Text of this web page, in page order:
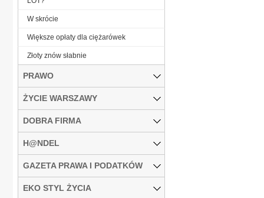
W skrócie
Większe opłaty dla ciężarówek
Złoty znów słabnie
PRAWO
ŻYCIE WARSZAWY
DOBRA FIRMA
H@NDEL
GAZETA PRAWA I PODATKÓW
EKO STYL ŻYCIA